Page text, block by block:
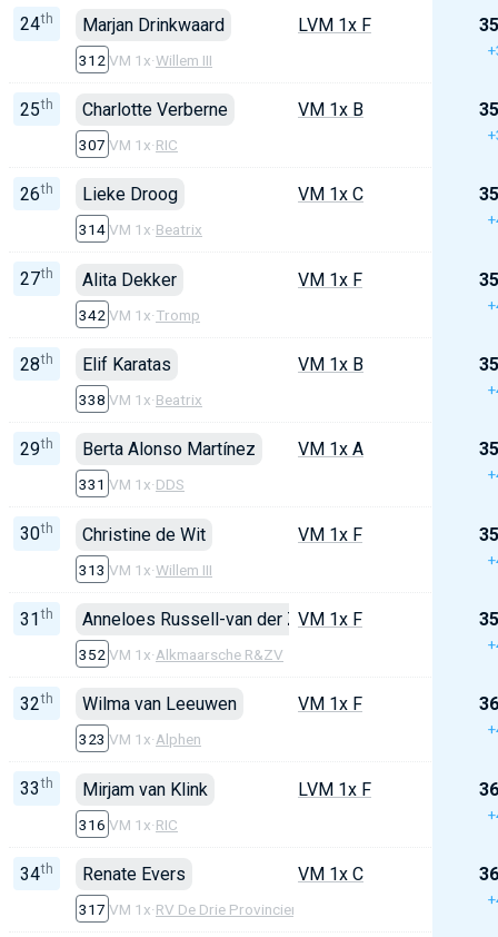
24th Marjan Drinkwaard
312 VM 1x·Willem III
LVM 1x F
25th Charlotte Verberne
307 VM 1x·RIC
VM 1x B
26th Lieke Droog
314VM 1x·Beatrix
VM 1x C
27th Alita Dekker
342 VM 1x·Tromp
VM 1x F
28th Elif Karatas
338 VM 1x·Beatrix
VM 1x B
29th Berta Alonso Martínez
331 VM 1x·DDS
VM 1x A
30th Christine de Wit
313 VM 1x·Willem III
VM 1x F
31 th Anneloes Russell-van der Zee
352 VM 1x·Alkmaarsche R&ZV
VM 1x F
32th Wilma van Leeuwen
323 VM 1x·Alphen
VM 1x F
33 th Mirjam van Klink
316 VM 1x·RIC
LVM 1x F
34th Renate Evers
317 VM 1x·RV De Drie Provincien
VM 1x C